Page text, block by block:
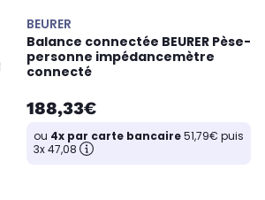
BEURER
Balance connectée BEURER Pèse-
personne impédancemètre
connecté
188,33€
ou 4x par carte bancaire51,79€ puis
3x 47,08